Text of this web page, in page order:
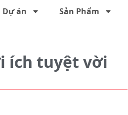
Dự án Sản Phẩm
ích tuyệt vời